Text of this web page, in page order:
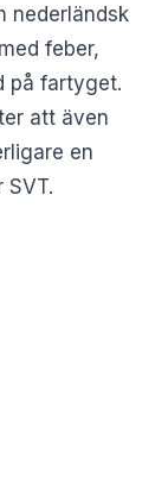
nederländsk
feber,
på fartyget.
att även
en
SVT.